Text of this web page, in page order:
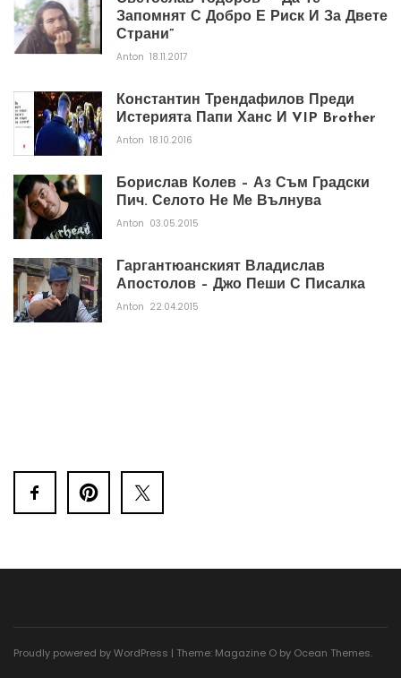
Запомнят С Добро Е Риск И За Двете
Страни”
Anton 18.11.2017
Константин Трендафилов Преди
Истерията Папи Ханс И VIP Brother
Anton 18.10.2016
Борислав Колев – Аз Съм Градски
Пич. Селото Не Ме Вълнува
Anton 03.05.2015
Гаргантюанският Владислав
Апостолов – Джо Пеши С Писалка
Anton 22.04.2015
Proudly powered by WordPress | Theme: Magazine O by Ocean Themes.